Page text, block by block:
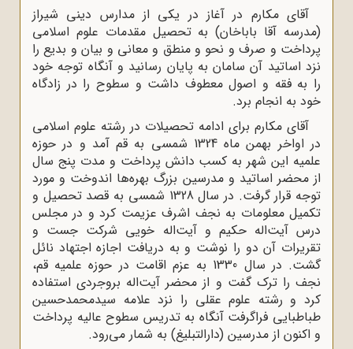
آقای مکارم در آغاز در یکی از مدارس دینی شیراز
(مدرسه آقا باباخان) به تحصیل مقدمات علوم اسلامی
پرداخت و صرف و نحو و منطق و معانی و بیان و بدیع را
نزد اساتید آن سامان به پایان رسانید و آنگاه توجه خود
را به فقه و اصول معطوف داشت و سطوح را در زادگاه
خود به انجام برد.
آقای مکارم برای ادامه تحصیلات در رشته علوم اسلامی
در اواخر بهمن ماه 1324 شمسی به قم آمد و در حوزه
علمیه این شهر به کسب دانش پرداخت و مدت پنج سال
از محضر اساتید و مدرسین بزرگ بهره‌ها اندوخت و مورد
توجه قرار گرفت. در سال 1328 شمسی به قصد تحصیل و
تکمیل معلومات به نجف اشرف عزیمت کرد و در مجلس
درس آیت‌اله حکیم و آیت‌اله خویی شرکت جست و
تقریرات آن دو را نوشت و به دریافت اجازه اجتهاد نائل
گشت. در سال 1330 به عزم اقامت در حوزه علمیه قم،
نجف را ترک گفت و از محضر آیت‌اله بروجردی استفاده
کرد و رشته علوم عقلی را نزد علامه سیدمحمدحسین
طباطبایی فراگرفت آنگاه به تدریس سطوح عالیه پرداخت
و اکنون از مدرسین (دارالتبلیغ) به شمار می‌رود.